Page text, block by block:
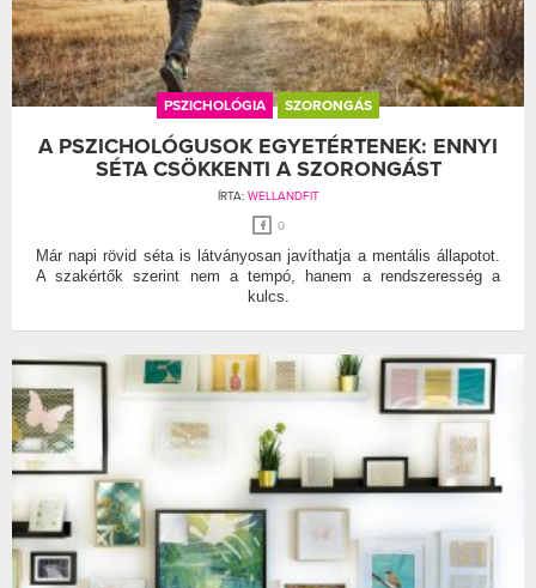
PSZICHOLÓGIA SZORONGÁS
A PSZICHOLÓGUSOK EGYETÉRTENEK: ENNYI
SÉTA CSÖKKENTI A SZORONGÁST
ÍRTA: WELLANDFIT
0
Már napi rövid séta is látványosan javíthatja a mentális állapotot.
A szakértők szerint nem a tempó, hanem a rendszeresség a
kulcs.